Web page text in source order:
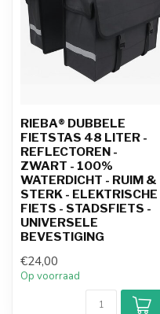
RIEBA® DUBBELE
FIETSTAS 48 LITER -
REFLECTOREN -
ZWART - 100%
WATERDICHT - RUIM &
STERK - ELEKTRISCHE
FIETS - STADSFIETS -
UNIVERSELE
BEVESTIGING
€24,00
Op voorraad